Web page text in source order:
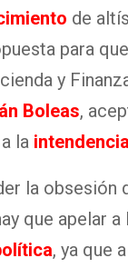
de
para
y
Boleas,
a la intendencia
la obsesión
que apelar a
, ya que